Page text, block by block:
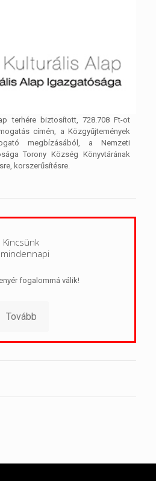
terhére biztosított, 728.708 Ft-ot
címén, a Közgyűjtemények
megbízásából, a Nemzeti
Torony Község Könyvtárának
korszerűsítésre.
Kincsünk
fogalommá válik!
Tovább